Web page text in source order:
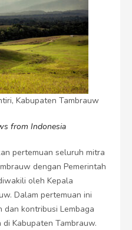
Kabupaten Tambrauw
from Indonesia
pertemuan seluruh mitra
dengan Pemerintah
oleh Kepala
Dalam pertemuan ini
kontribusi Lembaga
Kabupaten Tambrauw.